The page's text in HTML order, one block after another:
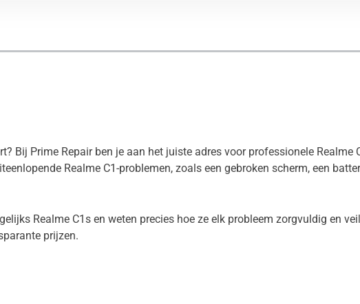
Bij Prime Repair ben je aan het juiste adres voor professionele Realme
Realme C1-problemen, zoals een gebroken scherm, een
Realme C1s en weten precies hoe ze elk probleem zorgvuldig en
prijzen.